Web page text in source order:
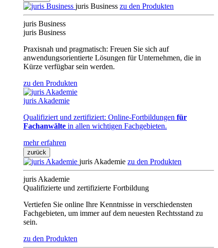
juris Business zu den Produkten
juris Business
juris Business
Praxisnah und pragmatisch: Freuen Sie sich auf
anwendungsorientierte Lösungen für Unternehmen, die in
Kürze verfügbar sein werden.
zu den Produkten
juris Akademie
Qualifiziert und zertifiziert: Online-Fortbildungen für
Fachanwälte in allen wichtigen Fachgebieten.
mehr erfahren
zurück
juris Akademie zu den Produkten
juris Akademie
Qualifizierte und zertifizierte Fortbildung
Vertiefen Sie online Ihre Kenntnisse in verschiedensten
Fachgebieten, um immer auf dem neuesten Rechtsstand zu
sein.
zu den Produkten